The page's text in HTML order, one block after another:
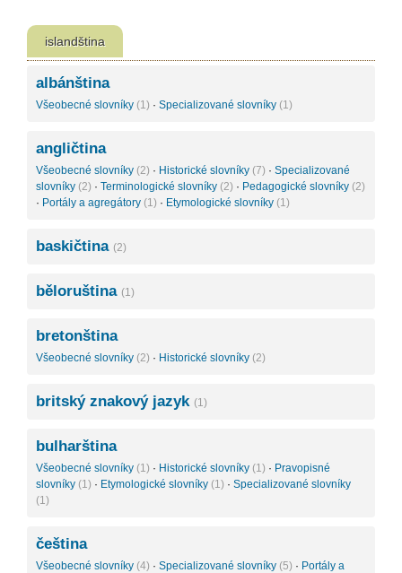
islandština
albánština
Všeobecné slovníky (1) · Specializované slovníky (1)
angličtina
Všeobecné slovníky (2) · Historické slovníky (7) · Specializované
slovníky (2) · Terminologické slovníky (2) · Pedagogické slovníky (2)
· Portály a agregátory (1) · Etymologické slovníky (1)
baskičtina (2)
běloruština (1)
bretonština
Všeobecné slovníky (2) · Historické slovníky (2)
britský znakový jazyk (1)
bulharština
Všeobecné slovníky (1) · Historické slovníky (1) · Pravopisné
slovníky (1) · Etymologické slovníky (1) · Specializované slovníky
(1)
čeština
Všeobecné slovníky (4) · Specializované slovníky (5) · Portály a